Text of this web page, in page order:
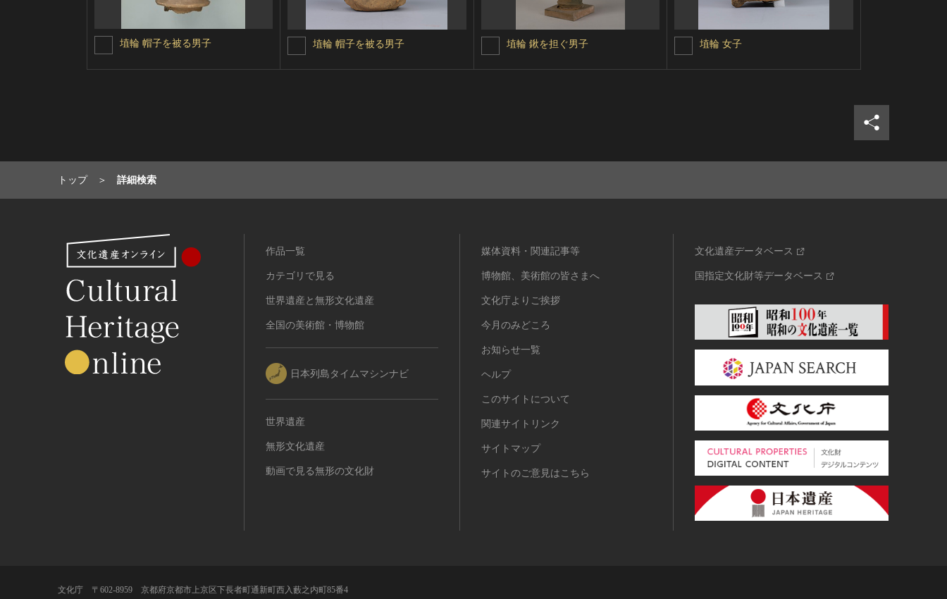
埴輪 帽子を被る男子 埴輪 帽子を被る男子 埴輪 鍬を担ぐ男子 埴輪 女子
トップ 詳細検索
作品一覧
カテゴリで見る
世界遺産と無形文化遺産
全国の美術館・博物館
日本列島タイムマシンナビ
世界遺産
無形文化遺産
動画で見る無形の文化財
媒体資料・関連記事等
博物館、美術館の皆さまへ
文化庁よりご挨拶
今月のみどころ
お知らせ一覧
ヘルプ
このサイトについて
関連サイトリンク
サイトマップ
サイトのご意見はこちら
文化遺産データベース
国指定文化財等データベース
文化庁 〒602-8959 京都府京都市上京区下長者町通新町西入藪之内町85番4